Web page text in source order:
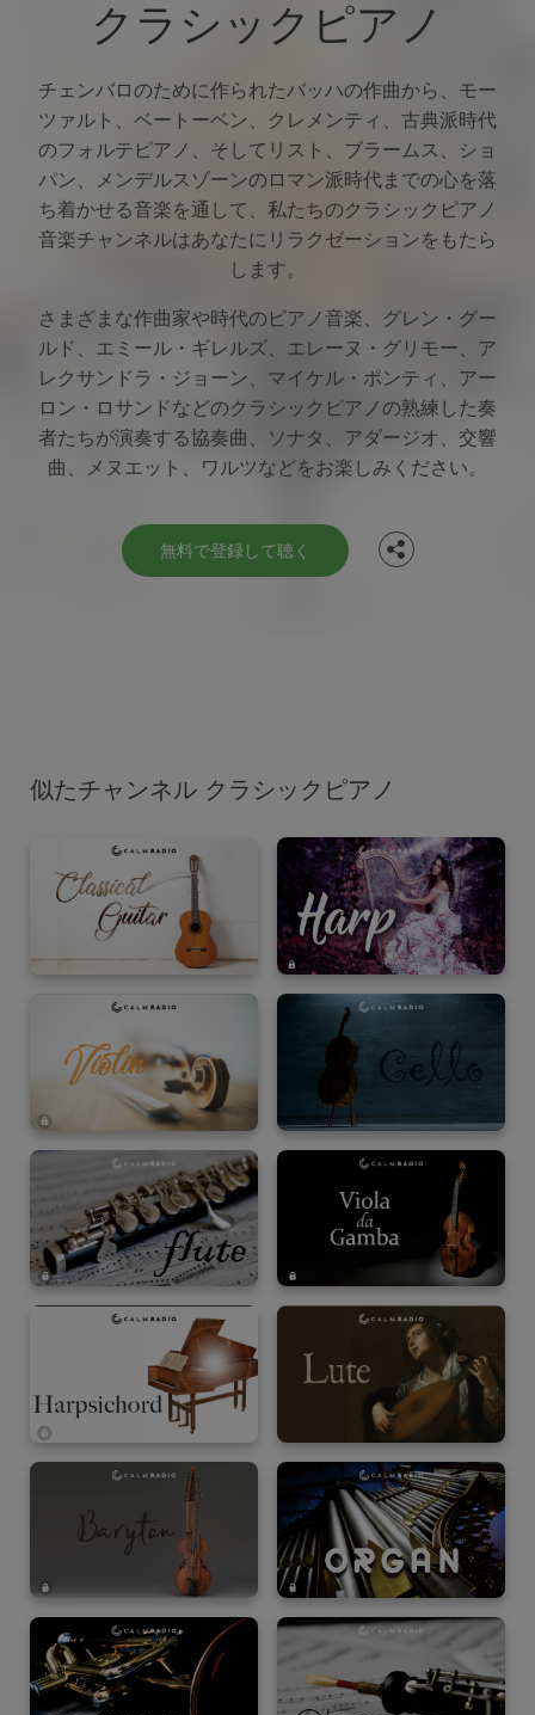
クラシックピアノ
チェンバロのために作られたバッハの作曲から、モー
ツァルト、ベートーベン、クレメンティ、古典派時代
のフォルテピアノ、そしてリスト、ブラームス、ショ
パン、メンデルスゾーンのロマン派時代までの心を落
ち着かせる音楽を通して、私たちのクラシックピアノ
音楽チャンネルはあなたにリラクゼーションをもたら
します。
さまざまな作曲家や時代のピアノ音楽、グレン・グー
ルド、エミール・ギレルズ、エレーヌ・グリモー、ア
レクサンドラ・ジョーン、マイケル・ポンティ、アー
ロン・ロサンドなどのクラシックピアノの熟練した奏
者たちが演奏する協奏曲、ソナタ、アダージオ、交響
曲、メヌエット、ワルツなどをお楽しみください。
無料で登録して聴く
Facebook
Twitter
似たチャンネル クラシックピアノ